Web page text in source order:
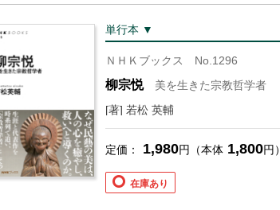
お支払いに進む
他にも商品を買う
単行本 ▼
ＮＨＫブックス No.1296
柳宗悦
美を生きた宗教哲学者
[著] 若松 英輔
定価： 1,980円（本体 1,800円）
在庫あり